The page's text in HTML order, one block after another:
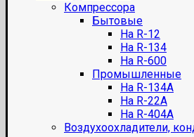
Компрессора
Бытовые
На R-12
На R-134
На R-600
Промышленные
На R-134A
На R-22A
На R-404A
Воздухоохладители,